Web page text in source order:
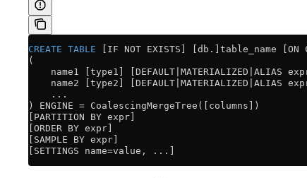
CREATE TABLE [IF NOT EXISTS] [db.]table_name [ON
(
name1 [type1] [DEFAULT|MATERIALIZED|ALIAS
name2 [type2] [DEFAULT|MATERIALIZED|ALIAS
    ...
) ENGINE = CoalescingMergeTree([columns])
[PARTITION BY expr]
[ORDER BY expr]
[SAMPLE BY expr]
[SETTINGS name=value, ...]